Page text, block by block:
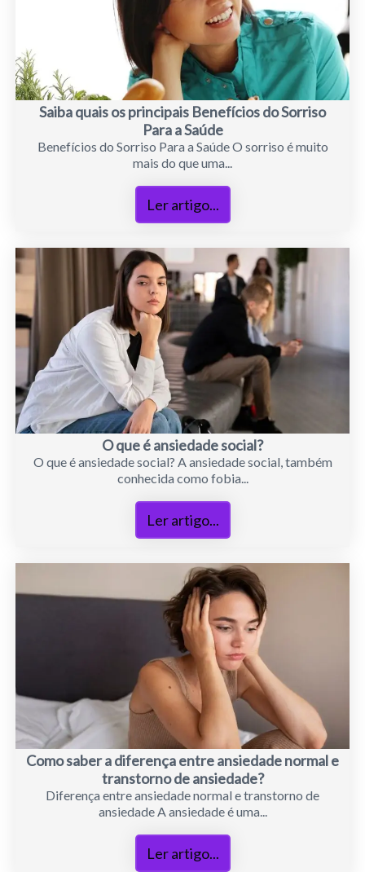
Saiba quais os principais Benefícios do Sorriso
Para a Saúde
Benefícios do Sorriso Para a Saúde O sorriso é muito
mais do que uma...
Ler artigo...
O que é ansiedade social?
O que é ansiedade social? A ansiedade social, também
conhecida como fobia...
Ler artigo...
Como saber a diferença entre ansiedade normal e
transtorno de ansiedade?
Diferença entre ansiedade normal e transtorno de
ansiedade A ansiedade é uma...
Ler artigo...